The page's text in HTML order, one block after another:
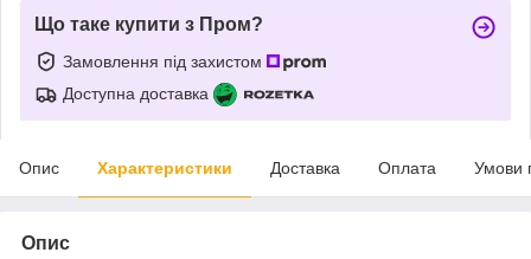
Що таке купити з Пром?
Замовлення під захистом
Доступна доставка
Опис Характеристики Доставка Оплата Умови
Опис